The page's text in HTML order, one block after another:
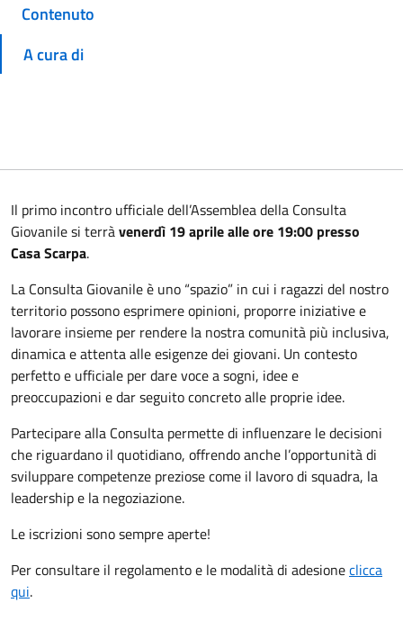
Contenuto
A cura di
Il primo incontro ufficiale dell’Assemblea della Consulta
Giovanile si terràvenerdì 19 aprile alle ore 19:00 presso
Casa Scarpa.
La Consulta Giovanile è uno “spazio” in cui i ragazzi del nostro
territorio possono esprimere opinioni, proporre iniziative e
lavorare insieme per rendere la nostra comunità più inclusiva,
dinamica e attenta alle esigenze dei giovani. Un contesto
perfetto e ufficiale per dare voce a sogni, idee e
preoccupazioni e dar seguito concreto alle proprie idee.
Partecipare alla Consulta permette di influenzare le decisioni
che riguardano il quotidiano, offrendo anche l’opportunità di
sviluppare competenze preziose come il lavoro di squadra, la
leadership e la negoziazione.
Le iscrizioni sono sempre aperte!
Per consultare il regolamento e le modalità di adesioneclicca
qui.